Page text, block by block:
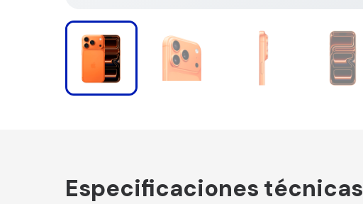
Especificaciones técnicas